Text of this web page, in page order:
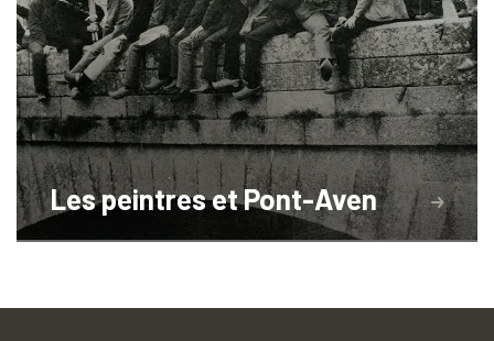
Les peintres et Pont-Aven